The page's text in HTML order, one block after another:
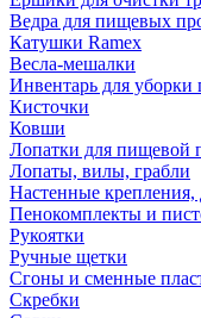
Ведра для пищевых
Катушки Ramex
Весла-мешалки
Инвентарь для уборки
Кисточки
Ковши
Лопатки для пищевой
Лопаты, вилы, грабли
Настенные крепления,
Пенокомплекты и
Рукоятки
Ручные щетки
Сгоны и сменные
Скребки